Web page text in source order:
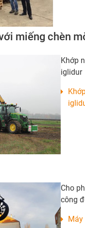
miếng chèn
Khớp
iglidur
Cho
công
Máy